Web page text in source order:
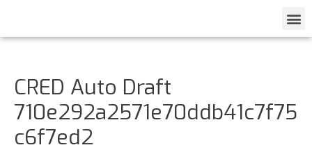
CRED Auto Draft
710e292a2571e70ddb41c7f75
c6f7ed2